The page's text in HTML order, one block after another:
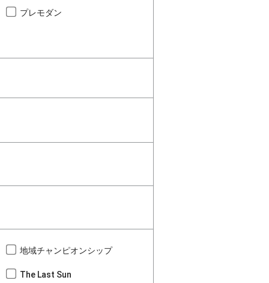
プレモダン
地域チャンピオンシップ
The Last Sun